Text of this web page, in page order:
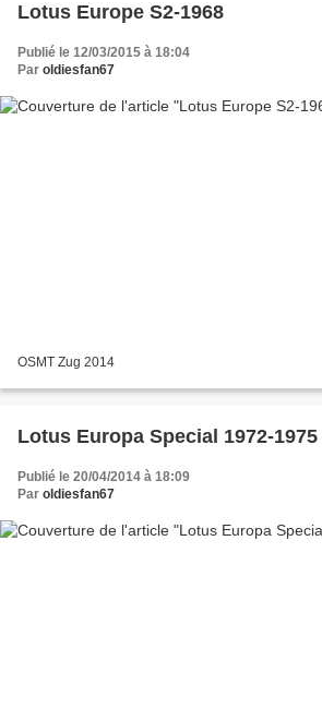
Lotus Europe S2-1968
Publié le 12/03/2015 à 18:04
Par oldiesfan67
OSMT Zug 2014
Lotus Europa Special 1972-1975
Publié le 20/04/2014 à 18:09
Par oldiesfan67